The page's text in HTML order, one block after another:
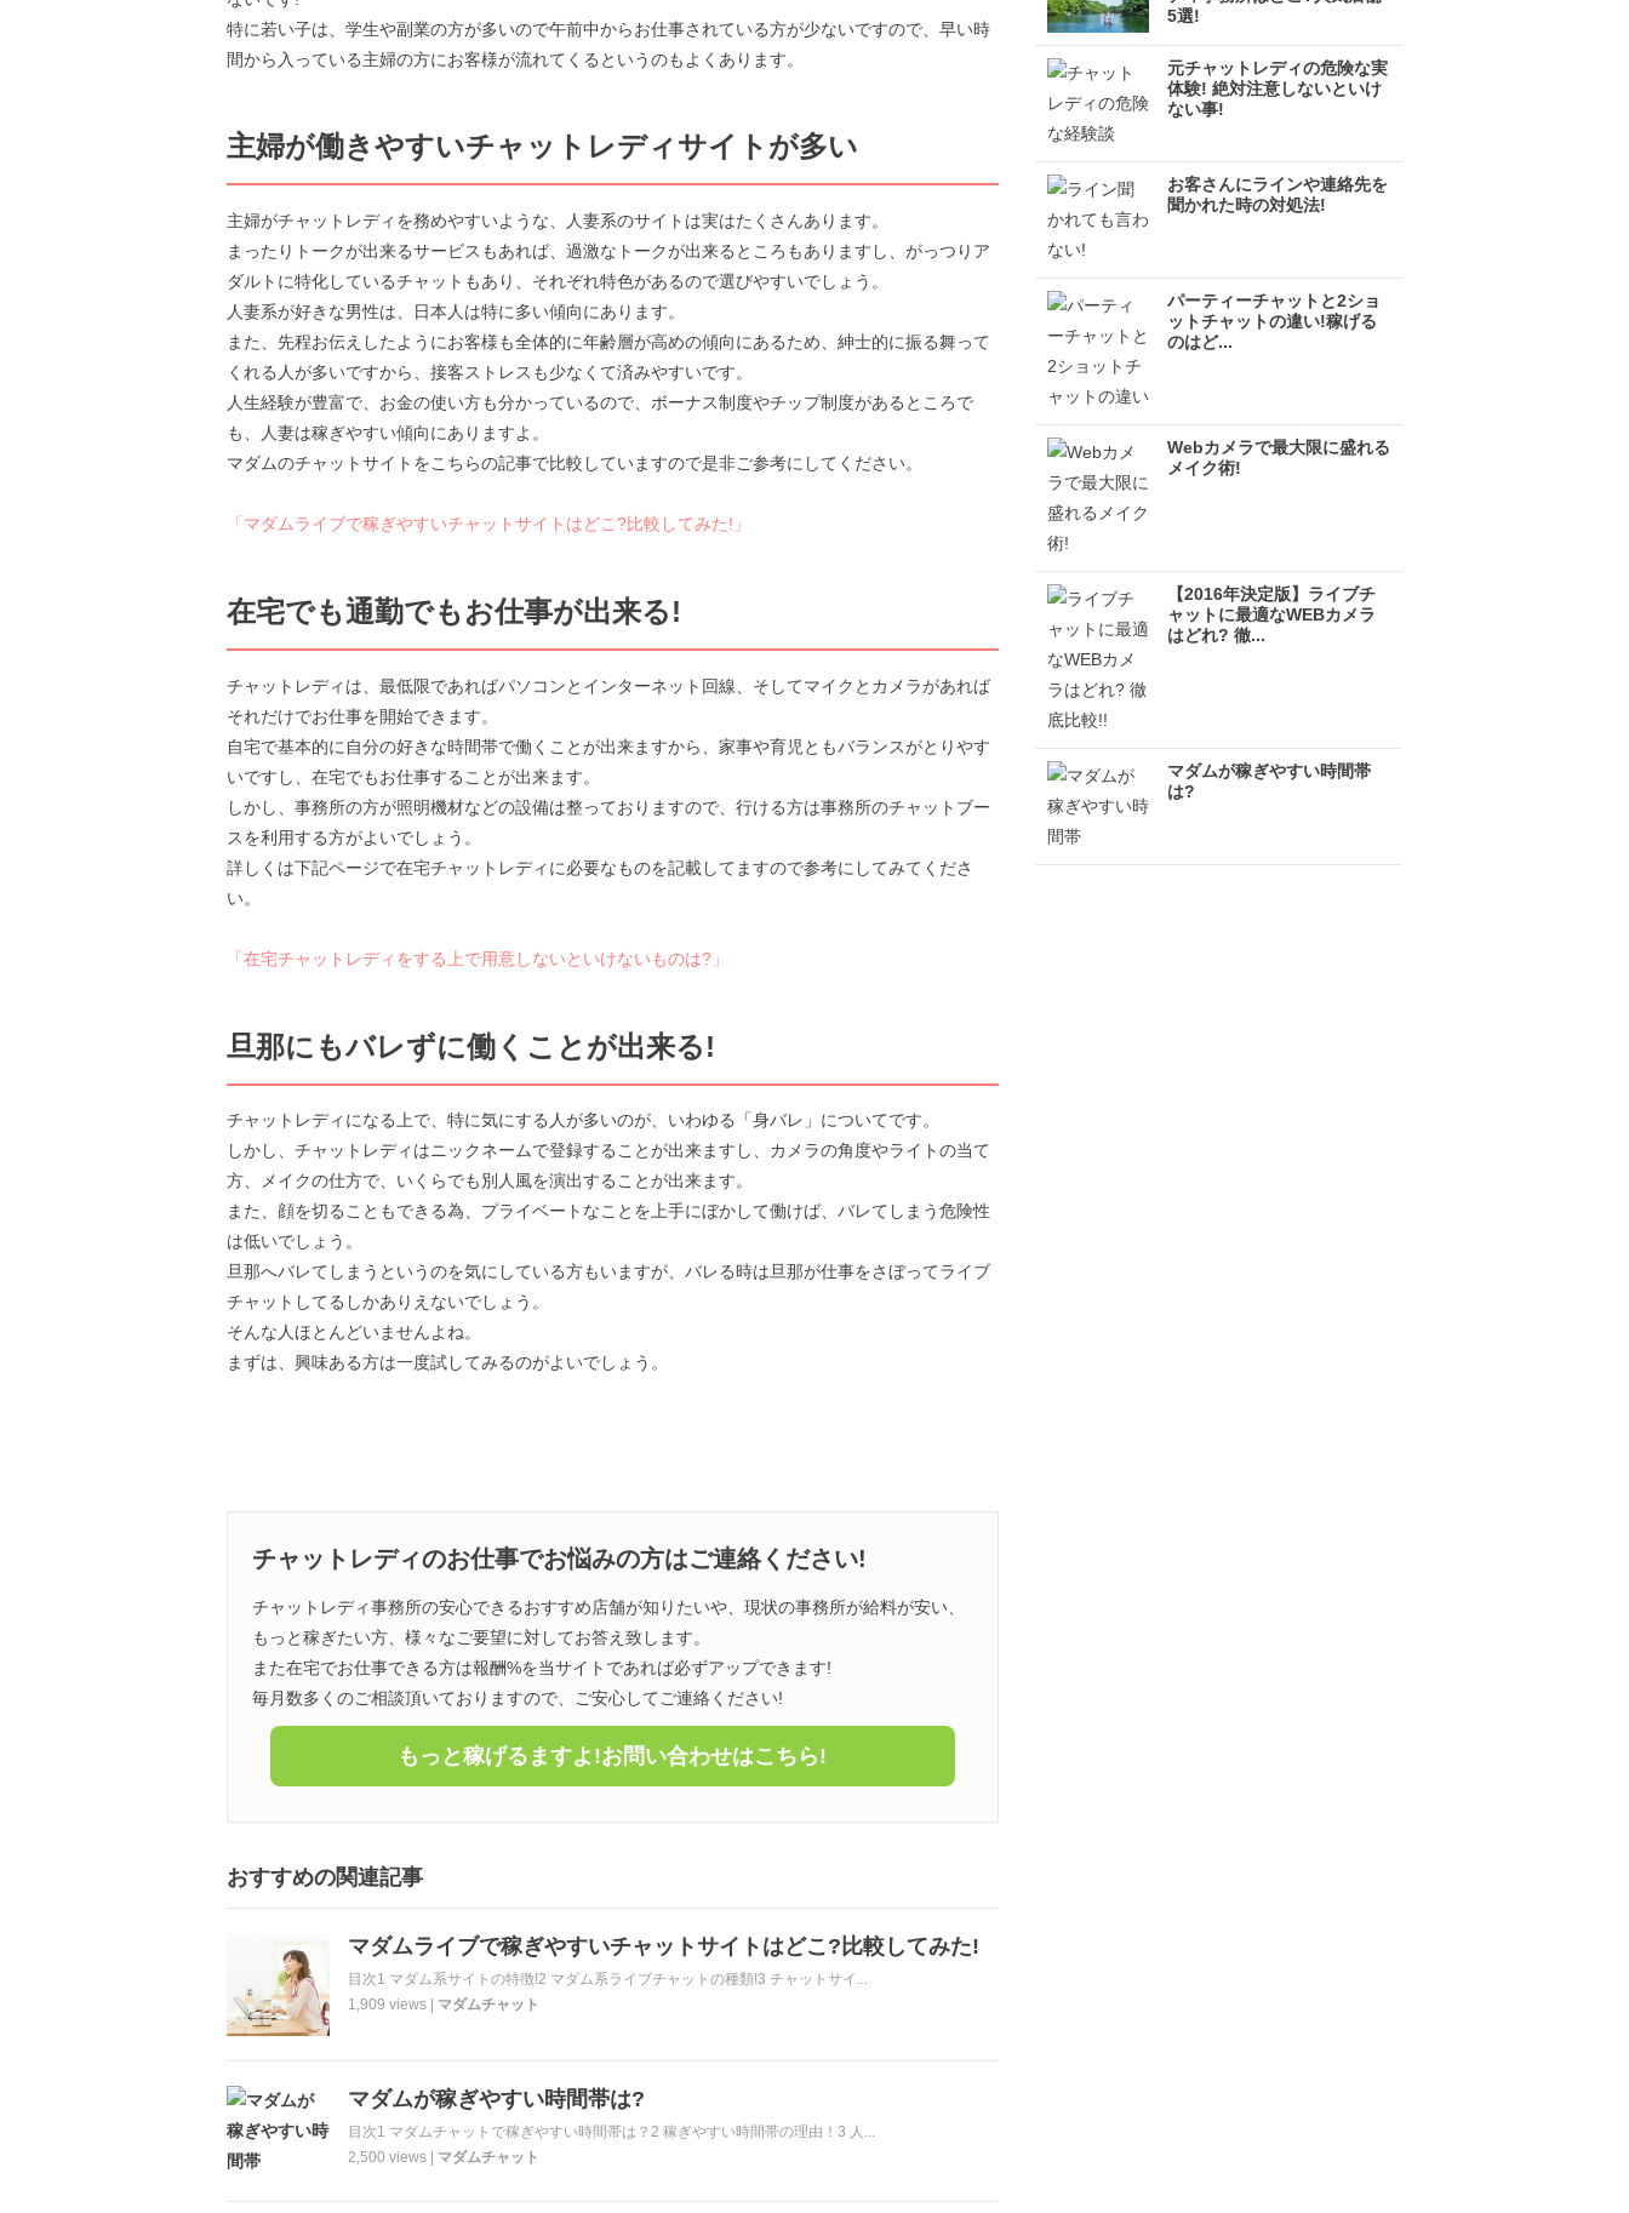
特に若い子は、学生や副業の方が多いので午前中からお仕事されている方が少ないですので、早い時
間から入っている主婦の方にお客様が流れてくるというのもよくあります。
主婦が働きやすいチャットレディサイトが多い
主婦がチャットレディを務めやすいような、人妻系のサイトは実はたくさんあります。
まったりトークが出来るサービスもあれば、過激なトークが出来るところもありますし、がっつりア
ダルトに特化しているチャットもあり、それぞれ特色があるので選びやすいでしょう。
人妻系が好きな男性は、日本人は特に多い傾向にあります。
また、先程お伝えしたようにお客様も全体的に年齢層が高めの傾向にあるため、紳士的に振る舞って
くれる人が多いですから、接客ストレスも少なくて済みやすいです。
人生経験が豊富で、お金の使い方も分かっているので、ボーナス制度やチップ制度があるところで
も、人妻は稼ぎやすい傾向にありますよ。
マダムのチャットサイトをこちらの記事で比較していますので是非ご参考にしてください。
「マダムライブで稼ぎやすいチャットサイトはどこ?比較してみた!」
在宅でも通勤でもお仕事が出来る!
チャットレディは、最低限であればパソコンとインターネット回線、そしてマイクとカメラがあれば
それだけでお仕事を開始できます。
自宅で基本的に自分の好きな時間帯で働くことが出来ますから、家事や育児ともバランスがとりやす
いですし、在宅でもお仕事することが出来ます。
しかし、事務所の方が照明機材などの設備は整っておりますので、行ける方は事務所のチャットブー
スを利用する方がよいでしょう。
詳しくは下記ページで在宅チャットレディに必要なものを記載してますので参考にしてみてくださ
い。
「在宅チャットレディをする上で用意しないといけないものは?」
旦那にもバレずに働くことが出来る!
チャットレディになる上で、特に気にする人が多いのが、いわゆる「身バレ」についてです。
しかし、チャットレディはニックネームで登録することが出来ますし、カメラの角度やライトの当て
方、メイクの仕方で、いくらでも別人風を演出することが出来ます。
また、顔を切ることもできる為、プライベートなことを上手にぼかして働けば、バレてしまう危険性
は低いでしょう。
旦那へバレてしまうというのを気にしている方もいますが、バレる時は旦那が仕事をさぼってライブ
チャットしてるしかありえないでしょう。
そんな人ほとんどいませんよね。
まずは、興味ある方は一度試してみるのがよいでしょう。
チャットレディのお仕事でお悩みの方はご連絡ください!
チャットレディ事務所の安心できるおすすめ店舗が知りたいや、現状の事務所が給料が安い、
もっと稼ぎたい方、様々なご要望に対してお答え致します。
また在宅でお仕事できる方は報酬%を当サイトであれば必ずアップできます!
毎月数多くのご相談頂いておりますので、ご安心してご連絡ください!
もっと稼げるますよ!お問い合わせはこちら!
おすすめの関連記事
マダムライブで稼ぎやすいチャットサイトはどこ?比較してみた!
目次1 マダム系サイトの特徴!2 マダム系ライブチャットの種類!3 チャットサイ...
1,909 views | マダムチャット
マダムが稼ぎやすい時間帯は?
目次1 マダムチャットで稼ぎやすい時間帯は？2 稼ぎやすい時間帯の理由！3 人...
2,500 views | マダムチャット
5選!
元チャットレディの危険な実
体験! 絶対注意しないといけ
ない事!
お客さんにラインや連絡先を
聞かれた時の対処法!
パーティーチャットと2ショ
ットチャットの違い!稼げる
のはど...
Webカメラで最大限に盛れる
メイク術!
【2016年決定版】ライブチ
ャットに最適なWEBカメラ
はどれ? 徹...
マダムが稼ぎやすい時間帯
は?